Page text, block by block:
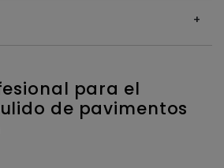
para el
de pavimentos